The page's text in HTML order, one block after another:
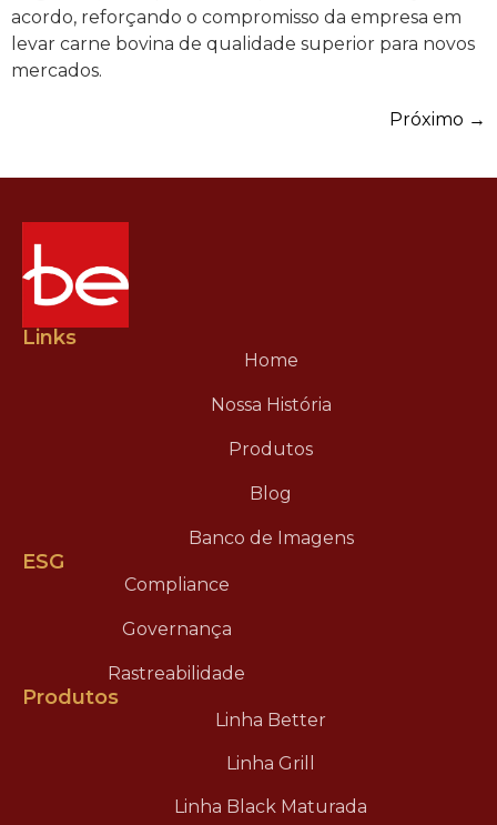
acordo, reforçando o compromisso da empresa em
levar carne bovina de qualidade superior para novos
mercados.
Próximo →
Links
Home
Nossa História
Produtos
Blog
Banco de Imagens
ESG
Compliance
Governança
Rastreabilidade
Produtos
Linha Better
Linha Grill
Linha Black Maturada